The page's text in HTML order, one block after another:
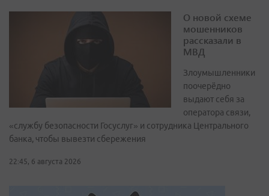
О новой схеме
мошенников
рассказали в
МВД
Злоумышленники
поочерёдно
выдают себя за
оператора связи,
«службу безопасности Госуслуг» и сотрудника Центрального
банка, чтобы вывезти сбережения
22:45, 6 августа 2026